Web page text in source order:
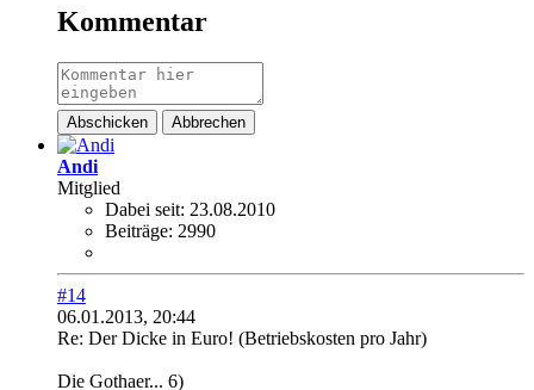
Kommentar
Abschicken Abbrechen
Andi
Mitglied
Dabei seit: 23.08.2010
Beiträge: 2990
#14
06.01.2013, 20:44
Re: Der Dicke in Euro! (Betriebskosten pro Jahr)
Die Gothaer... 6)